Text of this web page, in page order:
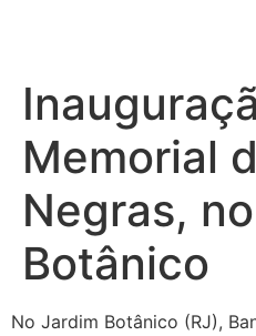
Memorial
Negras,
Botânico
No Jardim Botânico (RJ),